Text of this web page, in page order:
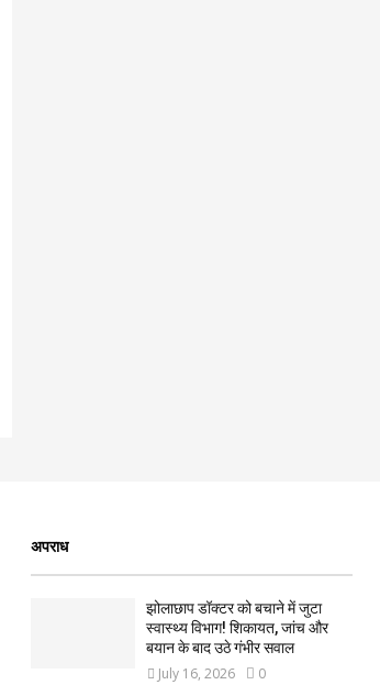
अपराध
झोलाछाप डॉक्टर को बचाने में जुटा
स्वास्थ्य विभाग! शिकायत, जांच और
बयान के बाद उठे गंभीर सवाल
July 16, 2026 0